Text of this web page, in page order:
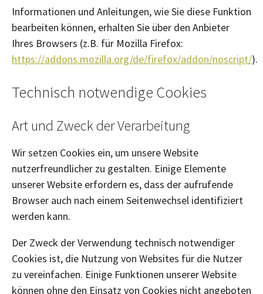
Informationen und Anleitungen, wie Sie diese Funktion
bearbeiten können, erhalten Sie über den Anbieter
Ihres Browsers (z.B. für Mozilla Firefox:
https://addons.mozilla.org/de/firefox/addon/noscript/).
Technisch notwendige Cookies
Art und Zweck der Verarbeitung
Wir setzen Cookies ein, um unsere Website
nutzerfreundlicher zu gestalten. Einige Elemente
unserer Website erfordern es, dass der aufrufende
Browser auch nach einem Seitenwechsel identifiziert
werden kann.
Der Zweck der Verwendung technisch notwendiger
Cookies ist, die Nutzung von Websites für die Nutzer
zu vereinfachen. Einige Funktionen unserer Website
können ohne den Einsatz von Cookies nicht angeboten